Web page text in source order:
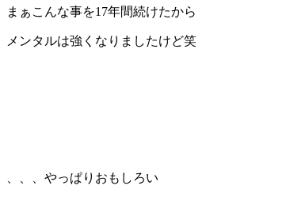
まぁこんな事を17年間続けたから
メンタルは強くなりましたけど笑
、、、やっぱりおもしろい